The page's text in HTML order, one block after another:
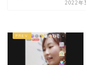
2022年